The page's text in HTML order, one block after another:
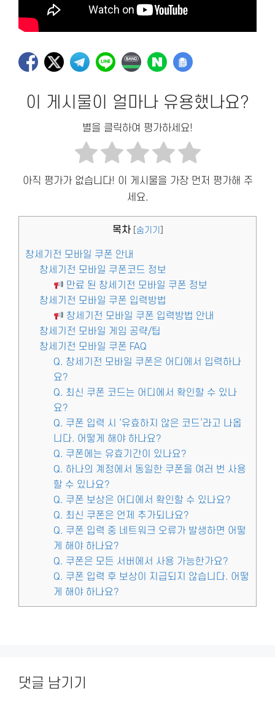
이 게시물이 얼마나 유용했나요?
별을 클릭하여 평가하세요!
아직 평가가 없습니다! 이 게시물을 가장 먼저 평가해 주
세요.
목차 숨기기
창세기전 모바일 쿠폰 안내
창세기전 모바일 쿠폰코드 정보
만료 된 창세기전 모바일 쿠폰 정보
창세기전 모바일 쿠폰 입력방법
창세기전 모바일 쿠폰 입력방법 안내
창세기전 모바일 게임 공략/팁
창세기전 모바일 쿠폰 FAQ
Q. 창세기전 모바일 쿠폰은 어디에서 입력하나
요?
Q. 최신 쿠폰 코드는 어디에서 확인할 수 있나
요?
Q. 쿠폰 입력 시 ‘유효하지 않은 코드’라고 나옵
니다. 어떻게 해야 하나요?
Q. 쿠폰에는 유효기간이 있나요?
Q. 하나의 계정에서 동일한 쿠폰을 여러 번 사용
할 수 있나요?
Q. 쿠폰 보상은 어디에서 확인할 수 있나요?
Q. 최신 쿠폰은 언제 추가되나요?
Q. 쿠폰 입력 중 네트워크 오류가 발생하면 어떻
게 해야 하나요?
Q. 쿠폰은 모든 서버에서 사용 가능한가요?
Q. 쿠폰 입력 후 보상이 지급되지 않습니다. 어떻
게 해야 하나요?
댓글 남기기